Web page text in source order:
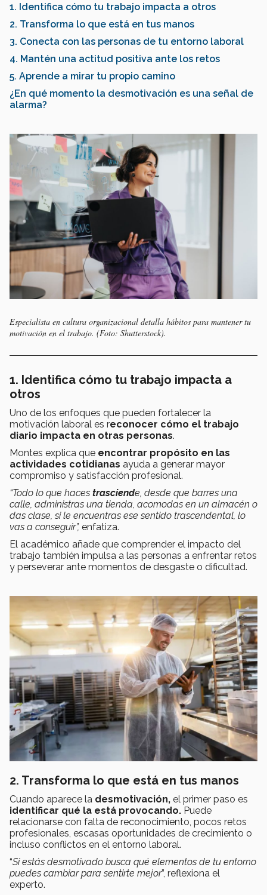
1. Identifica cómo tu trabajo impacta a otros
2. Transforma lo que está en tus manos
3. Conecta con las personas de tu entorno laboral
4. Mantén una actitud positiva ante los retos
5. Aprende a mirar tu propio camino
¿En qué momento la desmotivación es una señal de
alarma?
Especialista en cultura organizacional detalla hábitos para mantener tu
motivación en el trabajo. (Foto: Shutterstock).
1. Identifica cómo tu trabajo impacta a
otros
Uno de los enfoques que pueden fortalecer la
motivación laboral es reconocer cómo el trabajo
diario impacta en otras personas.
Montes explica que encontrar propósito en las
actividades cotidianas ayuda a generar mayor
compromiso y satisfacción profesional.
“Todo lo que haces trasciende, desde que barres una
calle, administras una tienda, acomodas en un almacén o
das clase, si le encuentras ese sentido trascendental, lo
vas a conseguir”, enfatiza.
El académico añade que comprender el impacto del
trabajo también impulsa a las personas a enfrentar retos
y perseverar ante momentos de desgaste o dificultad.
2. Transforma lo que está en tus manos
Cuando aparece la desmotivación, el primer paso es
identificar qué la está provocando. Puede
relacionarse con falta de reconocimiento, pocos retos
profesionales, escasas oportunidades de crecimiento o
incluso conflictos en el entorno laboral.
“Si estás desmotivado busca qué elementos de tu entorno
puedes cambiar para sentirte mejor”, reflexiona el
experto.